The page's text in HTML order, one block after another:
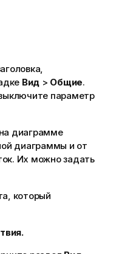
Вид > Общие.
параметр
диаграмме
диаграммы и от
Их можно задать
который